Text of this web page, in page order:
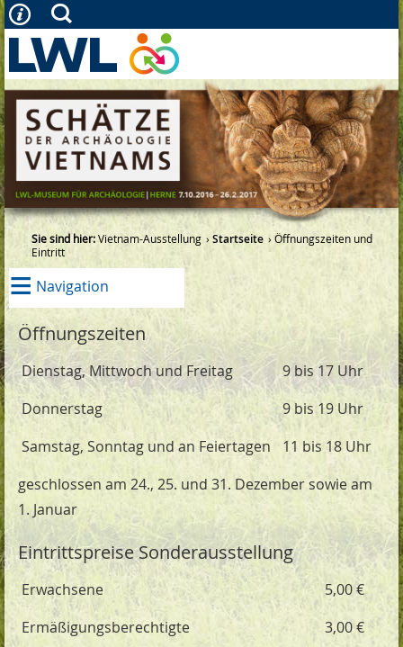
Sie sind hier:Vietnam-Ausstellung Startseite
Öffnungszeiten und
Eintritt
≡ Navigation
Öffnungszeiten
Dienstag, Mittwoch und Freitag
9 bis 17 Uhr
Donnerstag
9 bis 19 Uhr
Samstag, Sonntag und an Feiertagen
11 bis 18 Uhr
geschlossen am 24., 25. und 31. Dezember sowie am
1. Januar
Eintrittspreise Sonderausstellung
Erwachsene
5,00 €
Ermäßigungsberechtigte
3,00 €